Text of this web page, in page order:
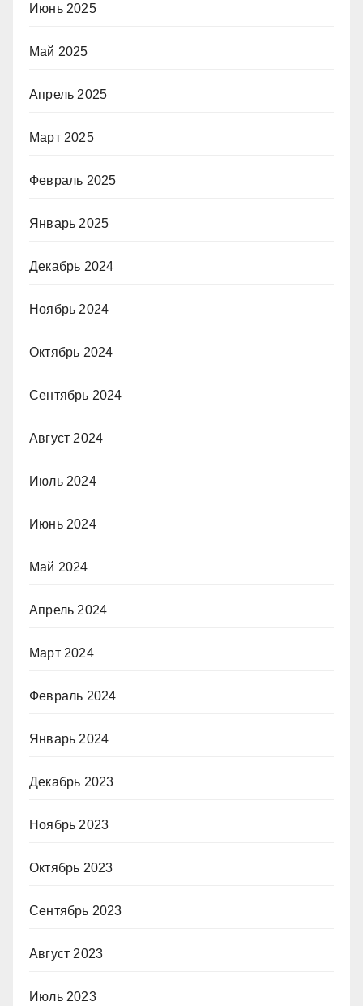
Июнь 2025
Май 2025
Апрель 2025
Март 2025
Февраль 2025
Январь 2025
Декабрь 2024
Ноябрь 2024
Октябрь 2024
Сентябрь 2024
Август 2024
Июль 2024
Июнь 2024
Май 2024
Апрель 2024
Март 2024
Февраль 2024
Январь 2024
Декабрь 2023
Ноябрь 2023
Октябрь 2023
Сентябрь 2023
Август 2023
Июль 2023